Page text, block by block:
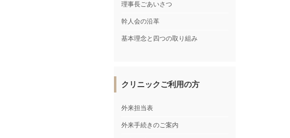
理事長ごあいさつ
幹人会の沿革
基本理念と四つの取り組み
クリニックご利用の方
外来担当表
外来手続きのご案内